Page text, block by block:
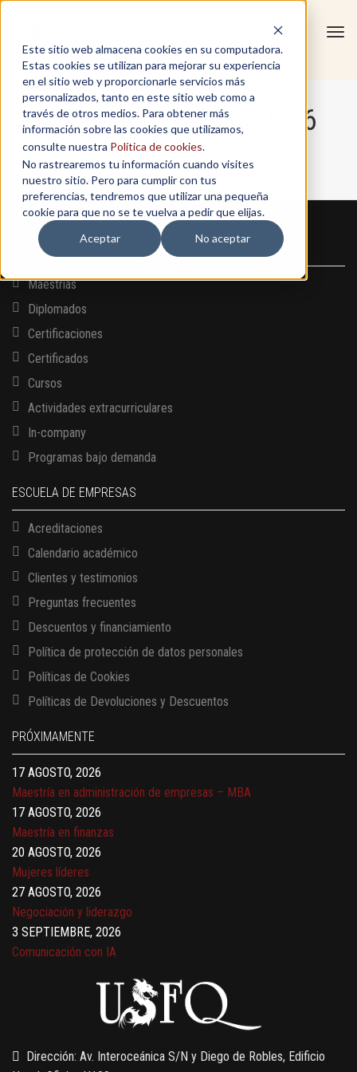
Este sitio web almacena cookies en su computadora.
Estas cookies se utilizan para mejorar su experiencia
en el sitio web y proporcionarle servicios más
personalizados, tanto en este sitio web como a
través de otros medios. Para obtener más
información sobre las cookies que utilizamos,
consulte nuestra Política de cookies.
No rastrearemos tu información cuando visites
nuestro sitio. Pero para cumplir con tus
preferencias, tendremos que utilizar una pequeña
cookie para que no se te vuelva a pedir que elijas.
Aceptar
No aceptar
Masterclass enero 2026
Home / Masterclass enero 2026
PROGRAMAS
Maestrías
Diplomados
Certificaciones
Certificados
Cursos
Actividades extracurriculares
In-company
Programas bajo demanda
ESCUELA DE EMPRESAS
Acreditaciones
Calendario académico
Clientes y testimonios
Preguntas frecuentes
Descuentos y financiamiento
Política de protección de datos personales
Políticas de Cookies
Políticas de Devoluciones y Descuentos
PRÓXIMAMENTE
13 AGOSTO, 2026
17 AGOSTO, 2026
Gerencia de empresas familiares
17 AGOSTO, 2026
Maestría en administración de empresas – MBA
17 AGOSTO, 2026
Maestría en finanzas
20 AGOSTO, 2026
Mujeres líderes
27 AGOSTO, 2026
Negociación y liderazgo
3 SEPTIEMBRE, 2026
Comunicación con IA
Gobernanza de datos
13 AGOSTO, 2026
Finanzas para no financieros
Dirección: Av. Interoceánica S/N y Diego de Robles, Edificio